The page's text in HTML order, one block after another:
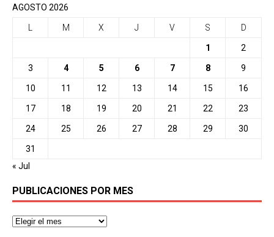
AGOSTO 2026
M X J V S D
1 2
3 4 5 6 7 8 9
10 11 12 13 14 15 16
17 18 19 20 21 22 23
24 25 26 27 28 29 30
31
« Jul
PUBLICACIONES POR MES